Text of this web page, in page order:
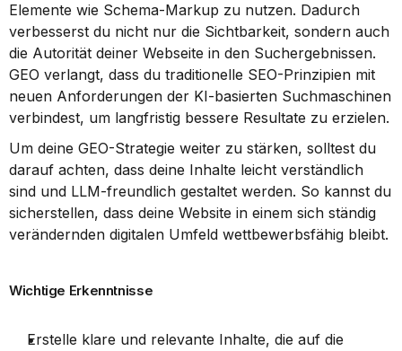
Elemente wie Schema-Markup zu nutzen. Dadurch
verbesserst du nicht nur die Sichtbarkeit, sondern auch
die Autorität deiner Webseite in den Suchergebnissen.
GEO verlangt, dass du traditionelle SEO-Prinzipien mit
neuen Anforderungen der KI-basierten Suchmaschinen
verbindest, um langfristig bessere Resultate zu erzielen.
Um deine GEO-Strategie weiter zu stärken, solltest du
darauf achten, dass deine Inhalte leicht verständlich
sind und LLM-freundlich gestaltet werden. So kannst du
sicherstellen, dass deine Website in einem sich ständig
verändernden digitalen Umfeld wettbewerbsfähig bleibt.
Wichtige Erkenntnisse
Erstelle klare und relevante Inhalte, die auf die